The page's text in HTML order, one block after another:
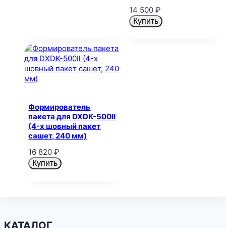
14 500 ₽
Купить
Формирователь
пакета для DXDK-500Il
(4-х шовный пакет
сашет, 240 мм)
16 820₽
Купить
КАТАЛОГ